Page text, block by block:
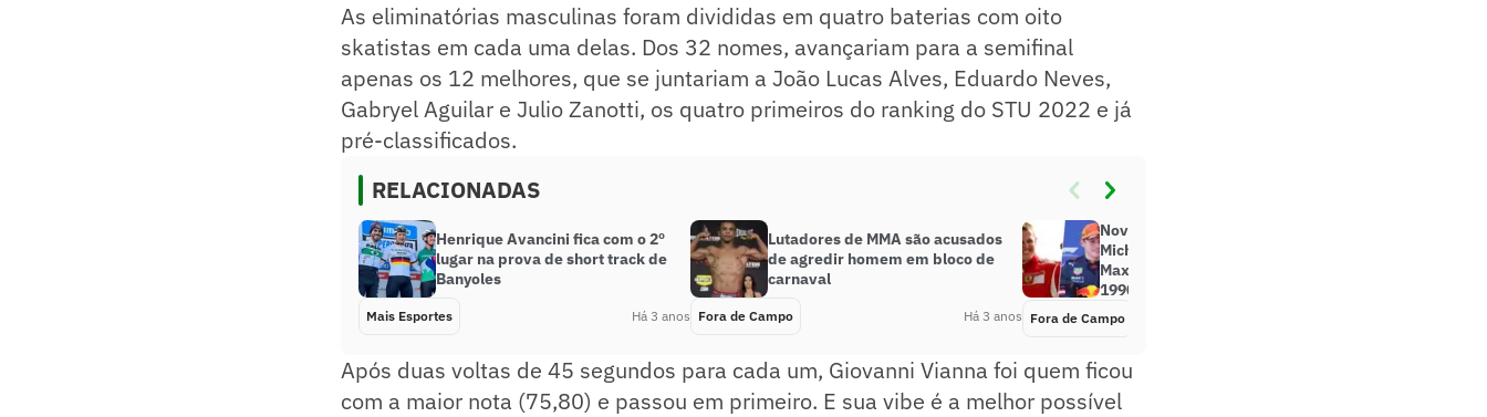
As eliminatórias masculinas foram divididas em quatro baterias com oito
skatistas em cada uma delas. Dos 32 nomes, avançariam para a semifinal
apenas os 12 melhores, que se juntariam a João Lucas Alves, Eduardo Neves,
Gabryel Aguilar e Julio Zanotti, os quatro primeiros do ranking do STU 2022 e já
pré-classificados.
RELACIONADAS
Henrique Avancini fica com o 2º
lugar na prova de short track de
Banyoles
Mais Esportes Há 3 anos
Lutadores de MMA são acusados
de agredir homem em bloco de
carnaval
Fora de Campo Há 3 anos
Nova série divulga fotos de
Michael Schumacher segurando
Max Verstappen no colo nos anos
1990
Fora de Campo
Após duas voltas de 45 segundos para cada um, Giovanni Vianna foi quem ficou
com a maior nota (75,80) e passou em primeiro. E sua vibe é a melhor possível